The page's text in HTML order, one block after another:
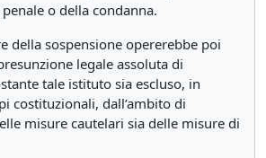
o della condanna.
della sospensione opererebbe poi
legale assoluta di
tale istituto sia escluso, in
costituzionali, dall’ambito di
misure cautelari sia delle misure di